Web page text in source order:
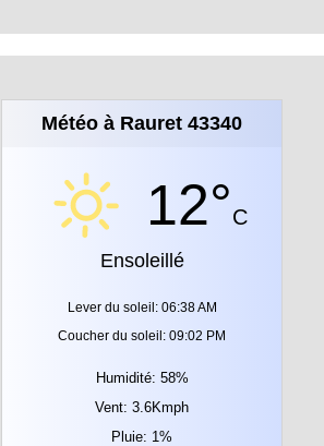
Météo à Rauret 43340
12°C
Ensoleillé
Lever du soleil: 06:38 AM
Coucher du soleil: 09:02 PM
Humidité: 58%
Vent: 3.6Kmph
Pluie: 1%